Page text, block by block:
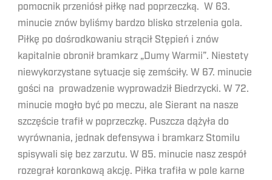
pomocnik przeniósł piłkę nad poprzeczką. W 63.
minucie znów byliśmy bardzo blisko strzelenia gola.
Piłkę po dośrodkowaniu strącił Stępień i znów
kapitalnie obronił bramkarz „Dumy Warmii”. Niestety
niewykorzystane sytuacje się zemściły. W 67. minucie
gości na prowadzenie wyprowadził Biedrzycki. W 72.
minucie mogło być po meczu, ale Sierant na nasze
szczęście trafił w poprzeczkę. Puszcza dążyła do
wyrównania, jednak defensywa i bramkarz Stomilu
spisywali się bez zarzutu. W 85. minucie nasz zespół
rozegrał koronkową akcję. Piłka trafiła w pole karne